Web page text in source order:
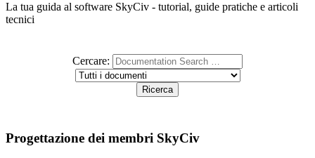
La tua guida al software SkyCiv - tutorial, guide pratiche e articoli
tecnici
Cercare:
Progettazione dei membri SkyCiv